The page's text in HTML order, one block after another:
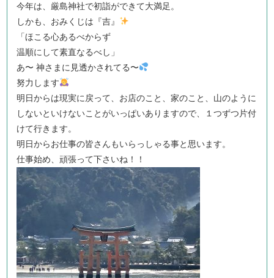
今年は、厳島神社で初詣ができて大満足。
しかも、おみくじは『吉』
「ほこる心あるべからず
温順にして素直なるべし」
あ〜 神さまに見透かされてる〜
努力します
明日からは現実に戻って、お店のこと、家のこと、山のように
しないといけないことがいっぱいありますので、１つずつ片付
けて行きます。
明日からお仕事の皆さんもいらっしゃる事と思います。
仕事始め、頑張って下さいね！！